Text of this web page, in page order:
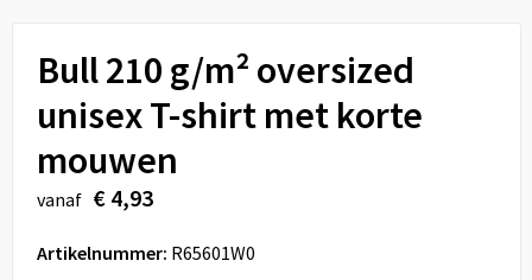
Veiligheid, Auto en Fiets
Vrije tijd en Strand
Feestartikelen
Aanstekers
Rugzakken
Schoenentassen
Schoudertassen
Sporttassen
Bull 210 g/m² oversized
unisex T-shirt met korte
mouwen
vanaf € 4,93
Artikelnummer: R65601W0